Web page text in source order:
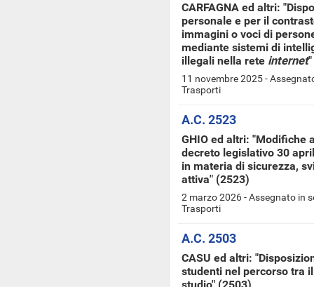
CARFAGNA ed altri:
personale e per il
immagini o voci di
mediante sistemi di
illegali nella rete internet
11 novembre 2025 -
Trasporti
A.C. 2523
GHIO ed altri: "Modifiche
decreto legislativo 30
in materia di sicurezza,
attiva" (2523)
2 marzo 2026 - Assegnato in
Trasporti
A.C. 2503
CASU ed altri:
studenti nel percorso tra